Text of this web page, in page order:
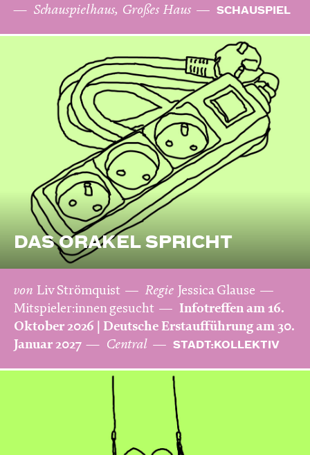
Schauspielhaus, Großes Haus
SCHAUSPIEL
DAS ORAKEL SPRICHT
von Liv Strömquist Regie Jessica Glause
Mitspieler:innen gesucht
Infotreffen am 16.
Oktober 2026 | Deutsche Erstaufführung am 30.
Januar 2027
Central STADT:KOLLEKTIV